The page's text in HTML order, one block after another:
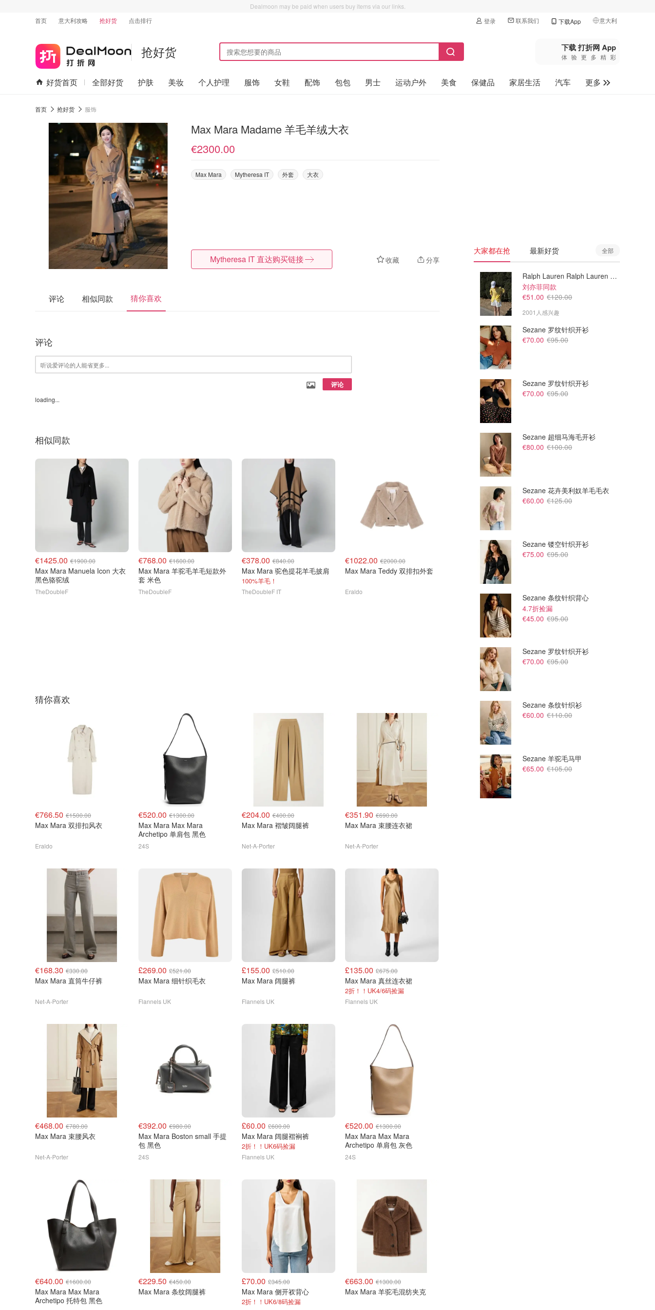
Dealmoon may be paid when users buy items via our links.
首页
意大利攻略 抢好货 点击排行 登录 联系我们 下载App 意大利
🇺🇸美国
🇨🇳中国
🇨🇦加拿大
抢好货 下载 打折网 App
体验更多精彩
好货首页 全部好货 护肤 美妆 个人护理 服饰 女鞋 配饰 包包 男士 运动户外 美食 保健品 家居生活 汽车
更多
首页 抢好货 服饰
Max Mara Madame 羊毛羊绒大衣
€2300.00
Max Mara Mytheresa IT 外套 大衣
收藏 分享
Mytheresa IT 直达购买链接
评论 相似同款 猜你喜欢
评论
评论
loading...
相似同款
€1425.00 €1900.00
Max Mara Manuela Icon 大衣
黑色骆驼绒
TheDoubleF
€768.00 €1600.00
Max Mara 羊驼毛羊毛短款外
套 米色
TheDoubleF
€378.00 €840.00
Max Mara 驼色提花羊毛披肩
100%羊毛！
TheDoubleF IT
€1022.00 €2000.00
Max Mara Teddy 双排扣外套
Eraldo
€2300.00
Max Mara 双排扣腰带大衣
€1020.00
猜你喜欢
€766.50 €1500.00
Max Mara 双排扣风衣
Eraldo
€520.00 €1300.00
Max Mara Max Mara
Archetipo 单肩包 黑色
24S
€204.00 €400.00
Max Mara 褶皱阔腿裤
Net-A-Porter
€351.90 €690.00
Max Mara 束腰连衣裙
Net-A-Porter
€168.30 €330.00
Max Mara 直筒牛仔裤
Net-A-Porter
£269.00 £521.00
Max Mara 细针织毛衣
Flannels UK
£155.00 £510.00
Max Mara 阔腿裤
Flannels UK
£135.00 £675.00
Max Mara 真丝连衣裙
2折！！UK4/6码捡漏
Flannels UK
€468.00 €780.00
Max Mara 束腰风衣
Net-A-Porter
€392.00 €980.00
Max Mara Boston small 手提
包 黑色
24S
£60.00 £600.00
Max Mara 阔腿褶裥裤
2折！！UK6码捡漏
Flannels UK
€520.00 €1300.00
Max Mara Max Mara
Archetipo 单肩包 灰色
24S
€640.00 €1600.00
Max Mara Max Mara
Archetipo 托特包 黑色
€229.50 €450.00
Max Mara 条纹阔腿裤
£70.00 £345.00
Max Mara 侧开衩背心
2折！！UK6/8码捡漏
€663.00 €1300.00
Max Mara 羊驼毛混纺夹克
大家都在抢 最新好货 全部
Ralph Lauren Ralph Lauren 男童亚麻衬衫
刘亦菲同款
€51.00 €120.00
2001人感兴趣
Sezane 罗纹针织开衫
€70.00 €95.00
Sezane 罗纹针织开衫
€70.00 €95.00
Sezane 超细马海毛开衫
€80.00 €100.00
Sezane 花卉美利奴羊毛毛衣
€60.00 €125.00
Sezane 镂空针织开衫
€75.00 €95.00
Sezane 条纹针织背心
4.7折捡漏
€45.00 €95.00
Sezane 罗纹针织开衫
€70.00 €95.00
Sezane 条纹针织衫
€60.00 €110.00
Sezane 羊驼毛马甲
€65.00 €105.00